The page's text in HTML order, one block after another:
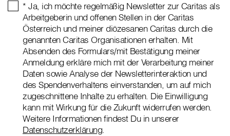
* Ja, ich möchte regelmäßig Newsletter zur Caritas als
Arbeitgeberin und offenen Stellen in der Caritas
Österreich und meiner diözesanen Caritas durch die
genannten Caritas Organisationen erhalten. Mit
Absenden des Formulars/mit Bestätigung meiner
Anmeldung erkläre mich mit der Verarbeitung meiner
Daten sowie Analyse der Newsletterinteraktion und
des Spendenverhaltens einverstanden, um auf mich
zugeschnittene Inhalte zu erhalten. Die Einwilligung
kann mit Wirkung für die Zukunft widerrufen werden.
Weitere Informationen findest Du in unserer
Datenschutzerklärung.